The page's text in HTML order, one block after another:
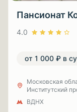
Пансионат
4.0
от 1 000 ₽ в
Московская
Институтский
ВДНХ